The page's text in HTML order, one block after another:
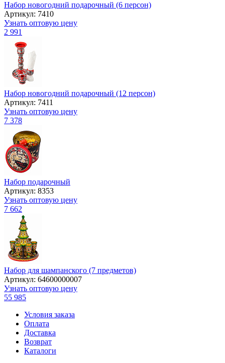
Набор новогодний подарочный (6 персон)
Артикул: 7410
Узнать оптовую цену
2 991
Набор новогодний подарочный (12 персон)
Артикул: 7411
Узнать оптовую цену
7 378
Набор подарочный
Артикул: 8353
Узнать оптовую цену
7 662
Набор для шампанского (7 предметов)
Артикул: 64600000007
Узнать оптовую цену
55 985
Условия заказа
Оплата
Доставка
Возврат
Каталоги